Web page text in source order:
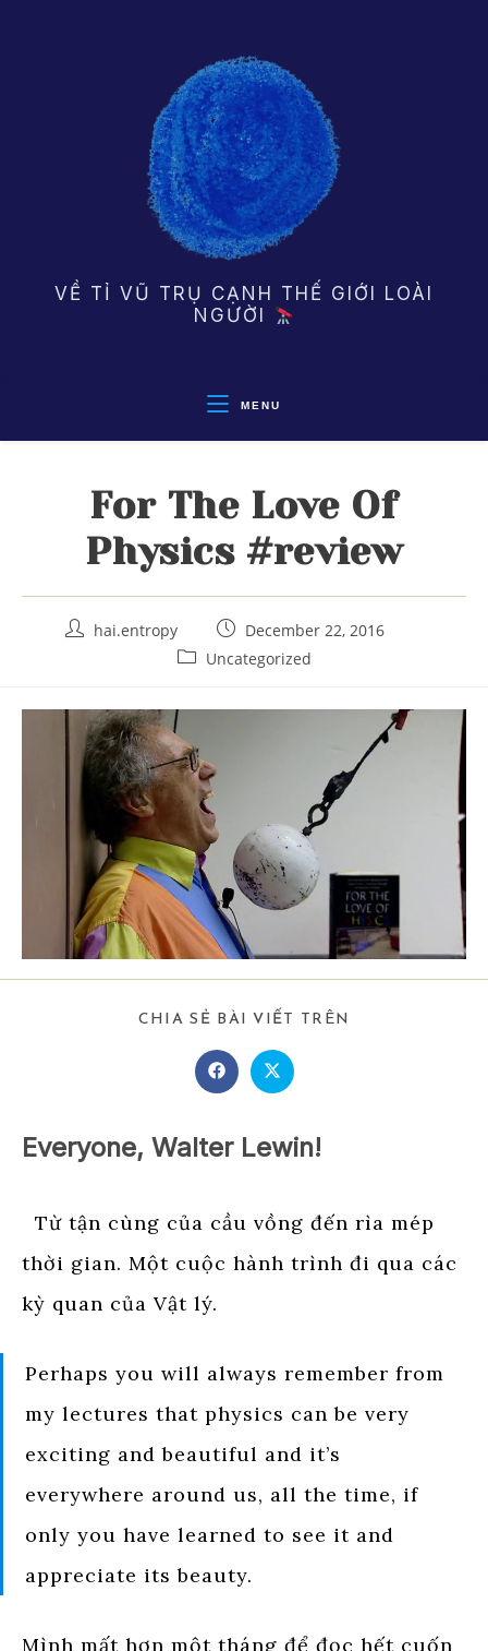
VỀ TỈ VŨ TRỤ CẠNH THẾ GIỚI LOÀI
NGƯỜI
MENU
For The Love Of
Physics #review
Post hai.entropy
Post
published:
December 22, 2016
Post Uncategorized
CHIA SẺ BÀI VIẾT TRÊN
Opens
in
window
Opens
in
window
Everyone, Walter Lewin!
Từ tận cùng của cầu vồng đến rìa mép
thời gian. Một cuộc hành trình đi qua các
kỳ quan của Vật lý.
Perhaps you will always remember from
my lectures that physics can be very
exciting and beautiful and it’s
everywhere around us, all the time, if
only you have learned to see it and
appreciate its beauty.
Mình mất hơn một tháng để đọc hết cuốn